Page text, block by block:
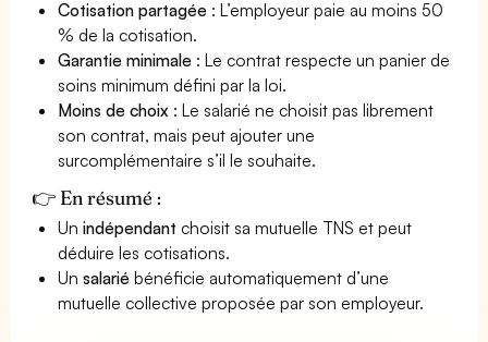
Cotisation partagée : L’employeur paie au moins 50
% de la cotisation.
Garantie minimale : Le contrat respecte un panier de
soins minimum défini par la loi.
Moins de choix : Le salarié ne choisit pas librement
son contrat, mais peut ajouter une
surcomplémentaire s’il le souhaite.
👉 En résumé :
Unindépendant choisit sa mutuelle TNS et peut
déduire les cotisations.
Unsalarié bénéficie automatiquement d’une
mutuelle collective proposée par son employeur.